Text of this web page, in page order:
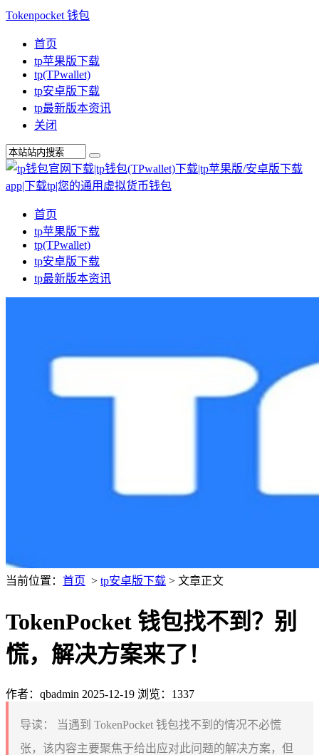
Tokenpocket 钱包
首页
tp苹果版下载
tp(TPwallet)
tp安卓版下载
tp最新版本资讯
关闭
首页
tp苹果版下载
tp(TPwallet)
tp安卓版下载
tp最新版本资讯
当前位置： 首页 > tp安卓版下载 > 文章正文
TokenPocket 钱包找不到？别
慌，解决方案来了！
作者：qbadmin 2025-12-19 浏览：1337
导读：
当遇到 TokenPocket 钱包找不到的情况不必慌
张，该内容主要聚焦于给出应对此问题的解决方案，但